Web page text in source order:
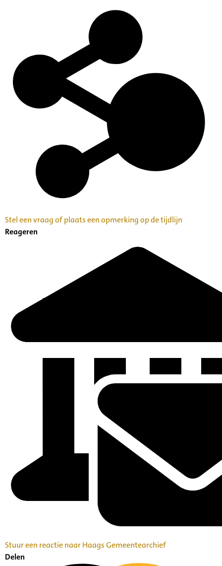
Stel een vraag of plaats een opmerking op de tijdlijn
Reageren
Stuur een reactie naar Haags Gemeentearchief
Delen